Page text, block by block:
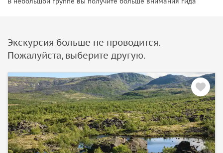
Экскурсия больше не проводится.
Пожалуйста, выберите другую.